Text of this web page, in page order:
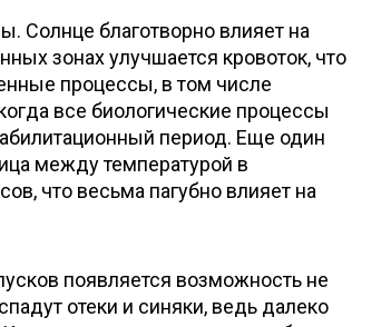
Солнце благотворно влияет на
зонах улучшается кровоток, что
процессы, в том числе
все биологические процессы
период. Еще один
между температурой в
что весьма пагубно влияет на
появляется возможность не
отеки и синяки, ведь далеко